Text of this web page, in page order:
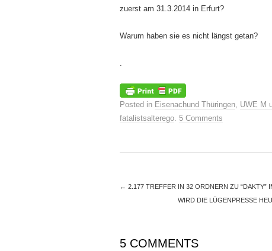
zuerst am 31.3.2014 in Erfurt?
Warum haben sie es nicht längst getan?
.
Posted in Eisenachund Thüringen, UWE M
fatalistsalterego. 5 Comments
← 2.177 TREFFER IN 32 ORDNERN ZU “DAKTY”
WIRD DIE LÜGENPRESSE
5 COMMENTS